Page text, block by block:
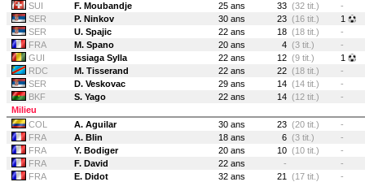
SUI
F. Moubandje 25 ans 33 (32 tit.)
-
SER
P. Ninkov 30 ans 23 (16 tit.)
1
SER
U. Spajic 22 ans 18 (18 tit.)
-
FRA
M. Spano 20 ans 4 (3 tit.)
-
GUI
Issiaga Sylla 22 ans 12 (9 tit.)
1
RDC
M. Tisserand 22 ans 22 (18 tit.)
-
SER
D. Veskovac 29 ans 14 (14 tit.)
-
BKF
S. Yago 22 ans 14 (12 tit.)
-
Milieu
COL
A. Aguilar 30 ans 23 (20 tit.)
-
FRA
A. Blin 18 ans 6 (3 tit.)
-
FRA
Y. Bodiger 20 ans 10 (10 tit.)
-
FRA
F. David 22 ans -
-
FRA
E. Didot 32 ans 21 (17 tit.)
-